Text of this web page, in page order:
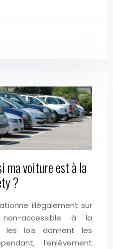
ma voiture est à la
?
illégalement sur
accessible à la
les lois donnent les
l’enlèvement